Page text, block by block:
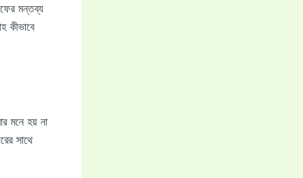
মন্তব্য
কীভাবে
মনে হয় না
সাথে